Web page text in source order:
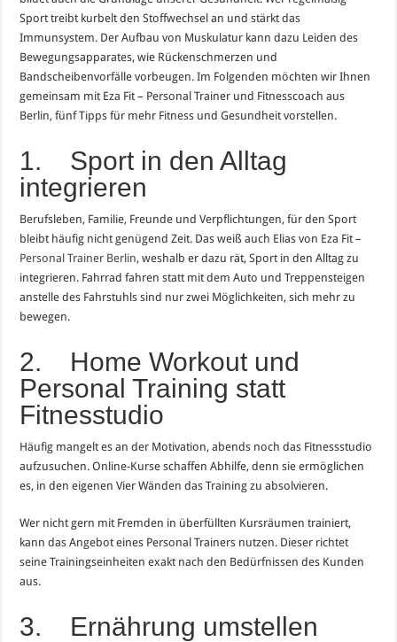
Sport treibt kurbelt den Stoffwechsel an und stärkt das
Immunsystem. Der Aufbau von Muskulatur kann dazu Leiden des
Bewegungsapparates, wie Rückenschmerzen und
Bandscheibenvorfälle vorbeugen. Im Folgenden möchten wir Ihnen
gemeinsam mit Eza Fit – Personal Trainer und Fitnesscoach aus
Berlin, fünf Tipps für mehr Fitness und Gesundheit vorstellen.
1. Sport in den Alltag
integrieren
Berufsleben, Familie, Freunde und Verpflichtungen, für den Sport
bleibt häufig nicht genügend Zeit. Das weiß auch Elias von Eza Fit –
Personal Trainer Berlin, weshalb er dazu rät, Sport in den Alltag zu
integrieren. Fahrrad fahren statt mit dem Auto und Treppensteigen
anstelle des Fahrstuhls sind nur zwei Möglichkeiten, sich mehr zu
bewegen.
2. Home Workout und
Personal Training statt
Fitnesstudio
Häufig mangelt es an der Motivation, abends noch das Fitnessstudio
aufzusuchen. Online-Kurse schaffen Abhilfe, denn sie ermöglichen
es, in den eigenen Vier Wänden das Training zu absolvieren.
Wer nicht gern mit Fremden in überfüllten Kursräumen trainiert,
kann das Angebot eines Personal Trainers nutzen. Dieser richtet
seine Trainingseinheiten exakt nach den Bedürfnissen des Kunden
aus.
3. Ernährung umstellen